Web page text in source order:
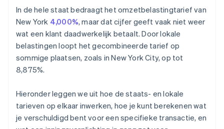
In de hele staat bedraagt het omzetbelastingtarief van
New York 4,000%, maar dat cijfer geeft vaak niet weer
wat een klant daadwerkelijk betaalt. Door lokale
belastingen loopt het gecombineerde tarief op
sommige plaatsen, zoals in New York City, op tot
8,875%.
Hieronder leggen we uit hoe de staats- en lokale
tarieven op elkaar inwerken, hoe je kunt berekenen wat
je verschuldigd bent voor een specifieke transactie, en